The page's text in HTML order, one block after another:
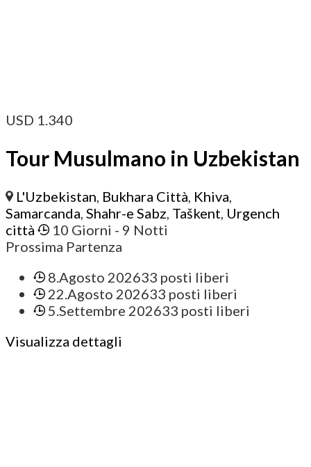
USD 1.340
Tour Musulmano in Uzbekistan
L'Uzbekistan Bukhara Città Khiva
Samarcanda Shahr-e Sabz Taškent Urgench
città
10 Giorni - 9 Notti
Prossima Partenza
8.Agosto 202633 posti liberi
22.Agosto 202633 posti liberi
5.Settembre 202633 posti liberi
Visualizza dettagli